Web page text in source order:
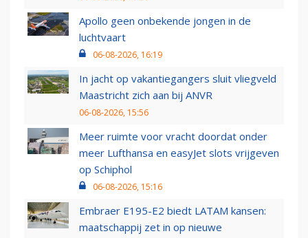
Apollo geen onbekende jongen in de
luchtvaart
06-08-2026, 16:19
In jacht op vakantiegangers sluit vliegveld
Maastricht zich aan bij ANVR
06-08-2026, 15:56
Meer ruimte voor vracht doordat onder
meer Lufthansa en easyJet slots vrijgeven
op Schiphol
06-08-2026, 15:16
Embraer E195-E2 biedt LATAM kansen:
maatschappij zet in op nieuwe